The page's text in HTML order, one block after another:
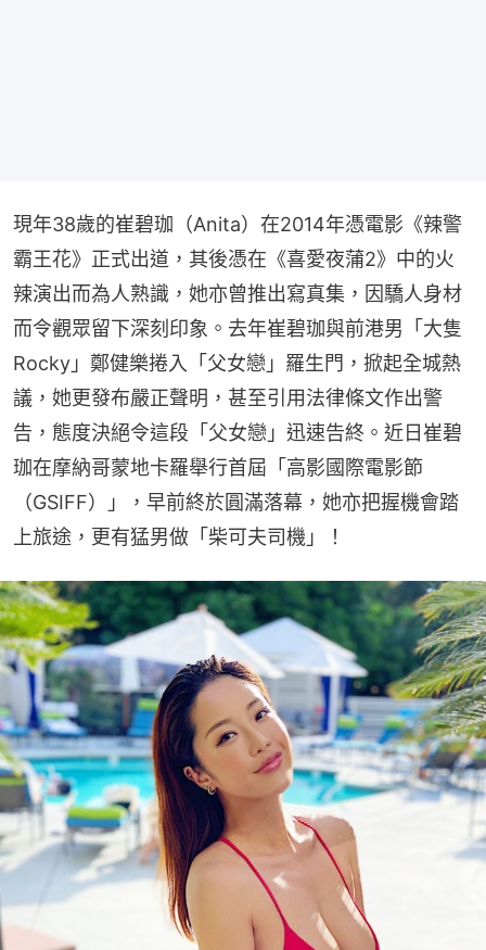
現年38歲的崔碧珈（Anita）在2014年憑電影《辣警
霸王花》正式出道，其後憑在《喜愛夜蒲2》中的火
辣演出而為人熟識，她亦曾推出寫真集，因驕人身材
而令觀眾留下深刻印象。去年崔碧珈與前港男「大隻
Rocky」鄭健樂捲入「父女戀」羅生門，掀起全城熱
議，她更發布嚴正聲明，甚至引用法律條文作出警
告，態度決絕令這段「父女戀」迅速告終。近日崔碧
珈在摩納哥蒙地卡羅舉行首屆「高影國際電影節
（GSIFF）」，早前終於圓滿落幕，她亦把握機會踏
上旅途，更有猛男做「柴可夫司機」！